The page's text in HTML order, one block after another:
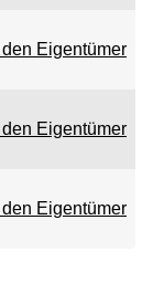
Eigentümer
Eigentümer
Eigentümer